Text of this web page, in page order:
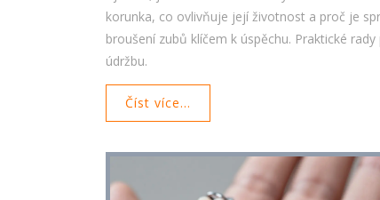
korunka, co ovlivňuje její životnost a proč je
broušení zubů klíčem k úspěchu. Praktické rady
údržbu.
Číst více...